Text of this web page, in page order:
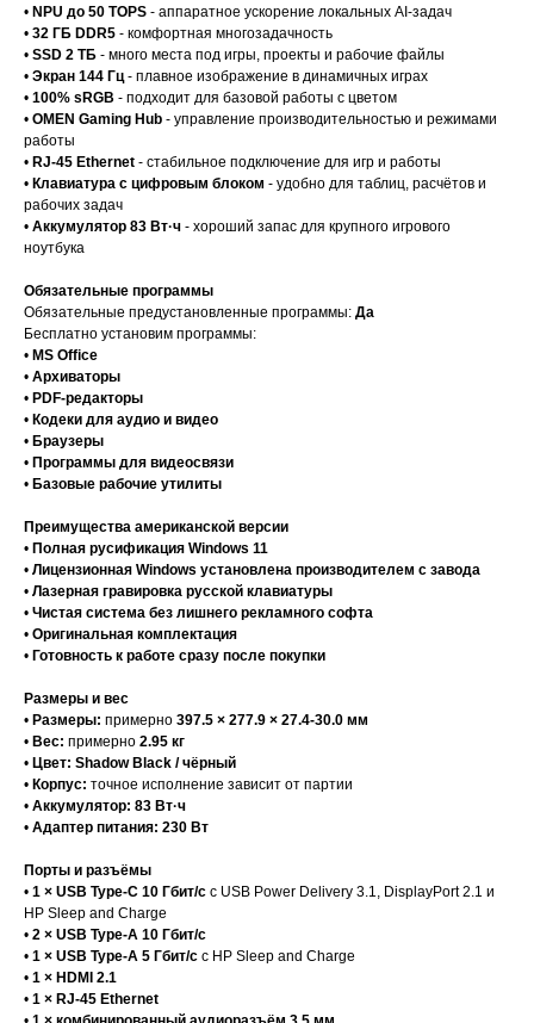
• NPU до 50 TOPS - аппаратное ускорение локальных AI-задач
• 32 ГБ DDR5 - комфортная многозадачность
• SSD 2 ТБ - много места под игры, проекты и рабочие файлы
• Экран 144 Гц- плавное изображение в динамичных играх
• 100% sRGB - подходит для базовой работы с цветом
• OMEN Gaming Hub - управление производительностью и режимами
работы
• RJ-45 Ethernet - стабильное подключение для игр и работы
• Клавиатура с цифровым блоком - удобно для таблиц, расчётов и
рабочих задач
• Аккумулятор 83 Вт·ч - хороший запас для крупного игрового
ноутбука
Обязательные программы
Обязательные предустановленные программы: Да
Бесплатно установим программы:
• MS Office
• Архиваторы
• PDF-редакторы
• Кодеки для аудио и видео
• Браузеры
• Программы для видеосвязи
• Базовые рабочие утилиты
Преимущества американской версии
• Полная русификация Windows 11
• Лицензионная Windows установлена производителем с завода
• Лазерная гравировка русской клавиатуры
• Чистая система без лишнего рекламного софта
• Оригинальная комплектация
• Готовность к работе сразу после покупки
Размеры и вес
• Размеры: примерно 397.5 × 277.9 × 27.4-30.0 мм
• Вес: примерно 2.95 кг
• Цвет: Shadow Black / чёрный
• Корпус: точное исполнение зависит от партии
• Аккумулятор: 83 Вт·ч
• Адаптер питания: 230 Вт
Порты и разъёмы
• 1 × USB Type-C 10 Гбит/с с USB Power Delivery 3.1, DisplayPort 2.1 и
HP Sleep and Charge
• 2 × USB Type-A 10 Гбит/с
• 1 × USB Type-A 5 Гбит/с с HP Sleep and Charge
• 1 × HDMI 2.1
• 1 × RJ-45 Ethernet